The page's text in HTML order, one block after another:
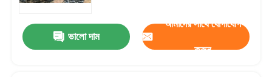
ভালো দাম
আমাদের সাথে যোগাযোগ
করুন